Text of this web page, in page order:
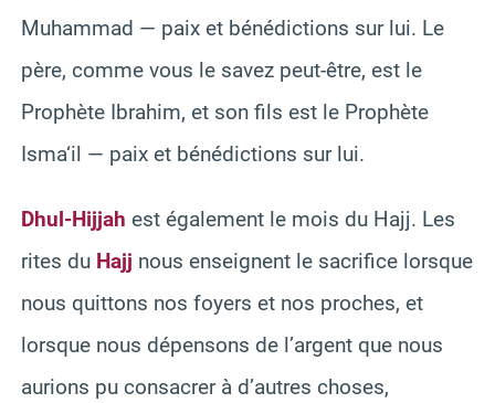
Muhammad — paix et bénédictions sur lui. Le
père, comme vous le savez peut-être, est le
Prophète Ibrahim, et son fils est le Prophète
Isma‘il — paix et bénédictions sur lui.
Dhul-Hijjah est également le mois du Hajj. Les
rites du Hajj nous enseignent le sacrifice lorsque
nous quittons nos foyers et nos proches, et
lorsque nous dépensons de l’argent que nous
aurions pu consacrer à d’autres choses,